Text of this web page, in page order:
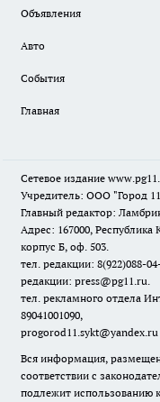
Объявления
Авто
События
Главная
Сетевое издание
Учредитель: ООО "Город
Главный редактор:
Адрес: 167000,
корпус Б, оф. 503.
тел. редакции: 8(922)088-
редакции: press@pg11.ru.
тел. рекламного отдела
89041001090,
progorod11.sykt@yandex.ru
Вся информация,
соответствии с
подлежит использованию